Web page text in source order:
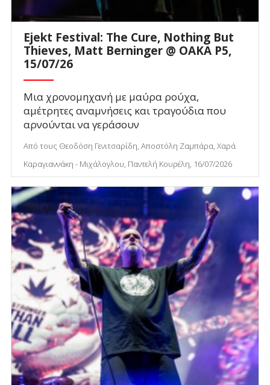
Ejekt Festival: The Cure, Nothing But
Thieves, Matt Berninger @ ΟΑΚΑ P5,
15/07/26
Μια χρονομηχανή με μαύρα ρούχα,
αμέτρητες αναμνήσεις και τραγούδια που
αρνούνται να γεράσουν
Από τους Θεοδόση Γενιτσαρίδη, Αποστόλη Ζαμπάρα, Χαρά
Καραγιαννάκη - Μιχάλογλου, Παντελή Κουρέλη, 16/07/2026